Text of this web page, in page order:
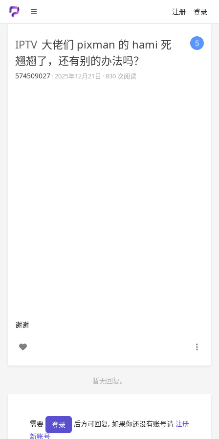
注册 登录
IPTV 大佬们 pixman 的 hami 死
翘翘了，还有别的办法吗？
574509027 ·2025年12月21日 · 830 次阅读
谢谢
暂无回复。
需要 登录 后方可回复, 如果你还没有账号请 注册
新账号